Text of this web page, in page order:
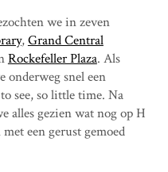
we in zeven
,Grand Central
Rockefeller Plaza. Als
onderweg snel een
see, so little time. Na
alles gezien wat nog op H
een gerust gemoed